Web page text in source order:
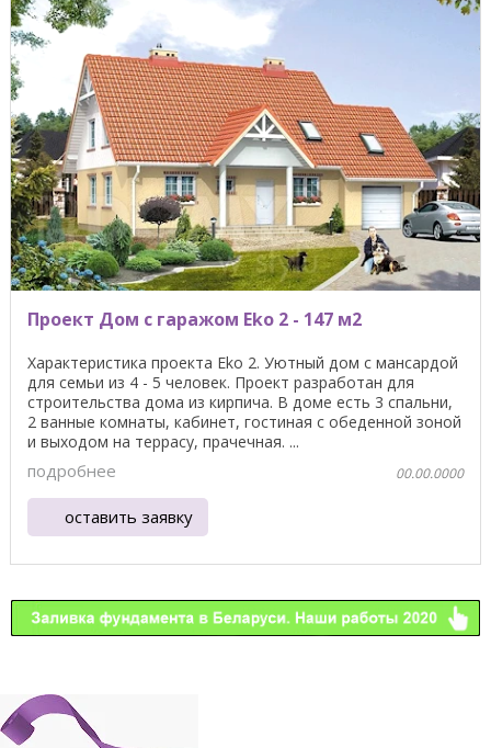
Проект Дом с гаражом Eko 2 - 147 м2
Характеристика проекта Eko 2. Уютный дом с мансардой
для семьи из 4 - 5 человек. Проект разработан для
строительства дома из кирпича. В доме есть 3 спальни,
2 ванные комнаты, кабинет, гостиная с обеденной зоной
и выходом на террасу, прачечная. ...
подробнее 00.00.0000
оставить заявку